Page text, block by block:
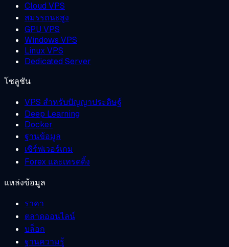
Cloud VPS
สมรรถนะสูง
GPU VPS
Windows VPS
Linux VPS
Dedicated Server
โซลูชัน
VPS สำหรับปัญญาประดิษฐ์
Deep Learning
Docker
ฐานข้อมูล
เซิร์ฟเวอร์เกม
Forex และเทรดดิ้ง
แหล่งข้อมูล
ราคา
ตลาดออนไลน์
บล็อก
ฐานความรู้